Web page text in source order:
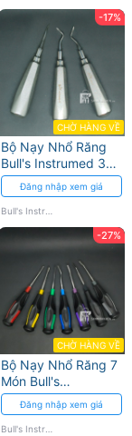
-17%
CHỜ HÀNG VỀ
Bộ Nạy Nhổ Răng
Bull's Instrumed 3
Món - Thép Không
Gỉ
Đăng nhập xem giá
Bull's Instrumed
-27%
CHỜ HÀNG VỀ
Bộ Nạy Nhổ Răng 7
Món Bull's
Instrumed - Thép
Không Gỉ
Đăng nhập xem giá
Bull's Instrumed